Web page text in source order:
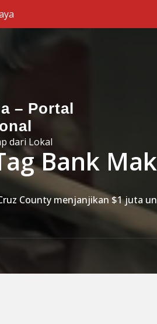
– Portal
dari Lokal
Bank
County menjanjikan $1 juta